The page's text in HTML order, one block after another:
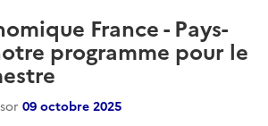
France - Pays-
programme pour le
09 octobre 2025